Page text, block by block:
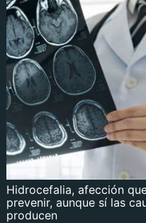
Hidrocefalia, afección
prevenir, aunque sí las
producen